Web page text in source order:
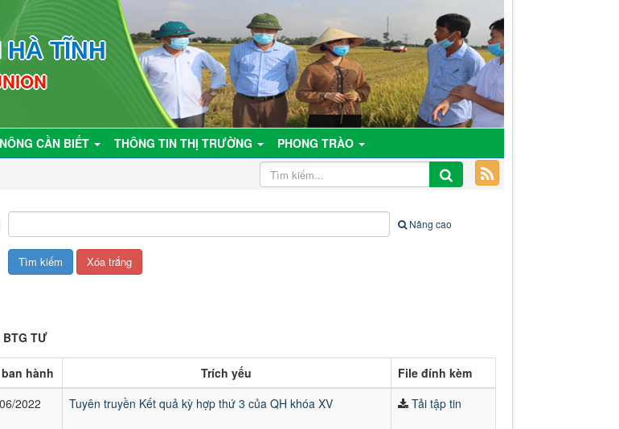
HÀ TĨNH
CẦN BIẾT THÔNG TIN THỊ TRƯỜNG
PHONG TRÀO
Nâng cao
TƯ
hành Trích yếu
File đính kèm
2022 Tuyên truyền Kết quả kỳ hợp thứ 3 của QH khóa XV Tải tập tin